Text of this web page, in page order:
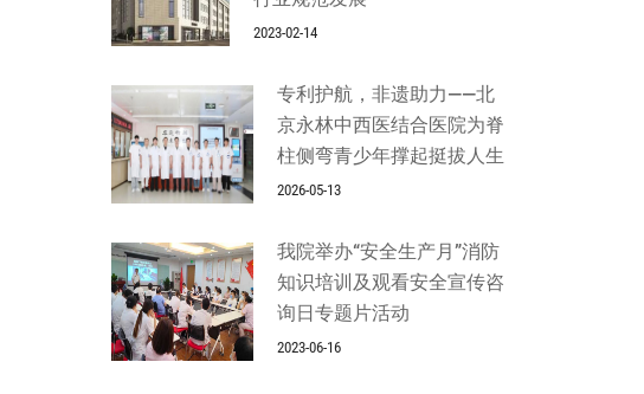
2023-02-14
专利护航，非遗助力——北
京永林中西医结合医院为脊
柱侧弯青少年撑起挺拔人生
2026-05-13
我院举办“安全生产月”消防
知识培训及观看安全宣传咨
询日专题片活动
2023-06-16